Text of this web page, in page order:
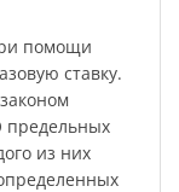
помощи
ставку.
предельных
из них